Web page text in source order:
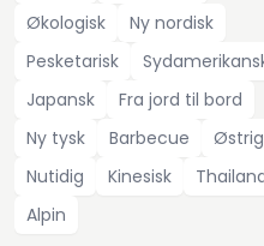
Økologisk
Ny nordisk
Pesketarisk
Japansk
Fra jord til bord
Ny tysk
Barbecue
Nutidig
Kinesisk
Alpin